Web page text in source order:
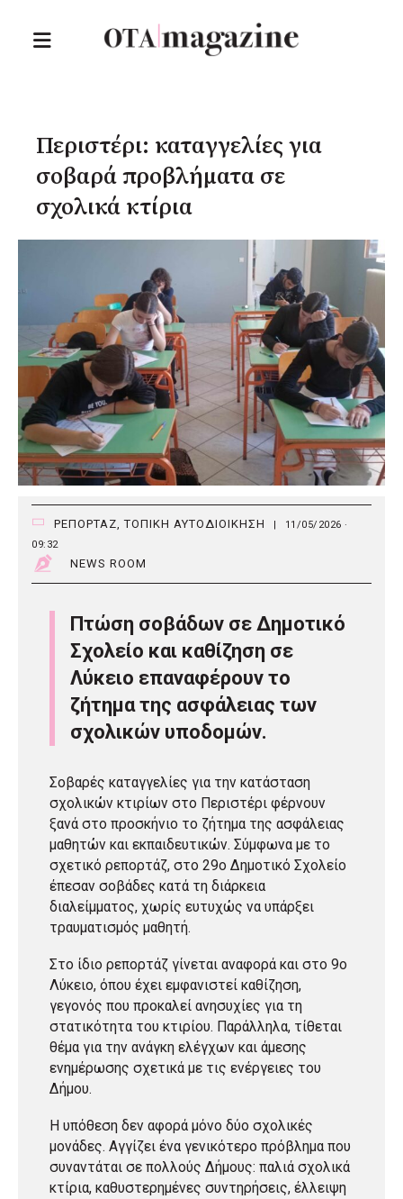
Περιστέρι: καταγγελίες για
σοβαρά προβλήματα σε
σχολικά κτίρια
ΡΕΠΟΡΤΑΖ ,ΤΟΠΙΚΗ ΑΥΤΟΔΙΟΙΚΗΣΗ |
11/05/2026 ·
09:32
NEWS ROOM
Πτώση σοβάδων σε Δημοτικό
Σχολείο και καθίζηση σε
Λύκειο επαναφέρουν το
ζήτημα της ασφάλειας των
σχολικών υποδομών.
Σοβαρές καταγγελίες για την κατάσταση
σχολικών κτιρίων στο Περιστέρι φέρνουν
ξανά στο προσκήνιο το ζήτημα της ασφάλειας
μαθητών και εκπαιδευτικών. Σύμφωνα με το
σχετικό ρεπορτάζ, στο 29ο Δημοτικό Σχολείο
έπεσαν σοβάδες κατά τη διάρκεια
διαλείμματος, χωρίς ευτυχώς να υπάρξει
τραυματισμός μαθητή.
Στο ίδιο ρεπορτάζ γίνεται αναφορά και στο 9ο
Λύκειο, όπου έχει εμφανιστεί καθίζηση,
γεγονός που προκαλεί ανησυχίες για τη
στατικότητα του κτιρίου. Παράλληλα, τίθεται
θέμα για την ανάγκη ελέγχων και άμεσης
ενημέρωσης σχετικά με τις ενέργειες του
Δήμου.
Η υπόθεση δεν αφορά μόνο δύο σχολικές
μονάδες. Αγγίζει ένα γενικότερο πρόβλημα που
συναντάται σε πολλούς Δήμους: παλιά σχολικά
κτίρια, καθυστερημένες συντηρήσεις, έλλειψη